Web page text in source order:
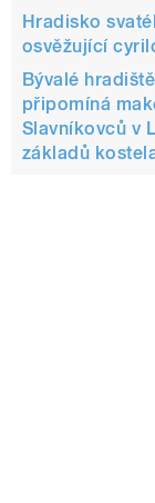
Hradisko
osvěžující
Bývalé
připomíná
Slavníkovců v
základů